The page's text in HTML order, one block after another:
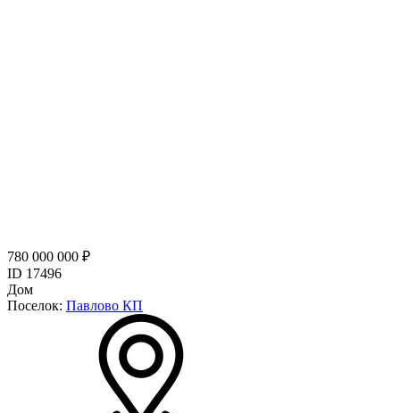
780 000 000 ₽
ID 17496
Дом
Поселок: Павлово КП